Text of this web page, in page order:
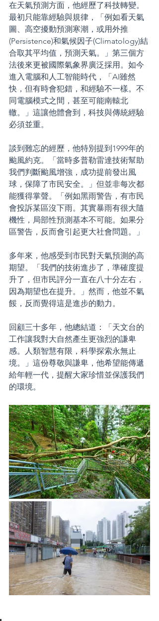
在天氣預測方面，他經歷了科技轉變。
最初只能靠經驗與規律，「例如看天氣
圖、高空擾動預測寒潮，或用外推
(Persistence)和氣候因子(Climatology)結
合取其平均值，預測天氣。」第三個方
法後來更被國際氣象界廣泛採用。如今
進入電腦和人工智能時代，「AI雖然
快，但有時會犯錯，和經驗不一樣。不
同電腦模式之間，甚至可能南轅北
轍。」這讓他體會到，科技與傳統經驗
必須並重。
談到難忘的經歷，他特別提到1999年的
颱風約克。「當時多普勒雷達技術幫助
我們判斷颱風增強，成功提前發出風
球，保障了市民安全。」但並非每次都
能獲得掌聲。「例如黑雨警告，有市民
會投訴某區沒下雨。其實暴雨有很大隨
機性，局部性預測基本不可能。如果分
區警告，反而會引起更大社會問題。」
多年來，他感受到市民對天氣預測的高
期望。「我們的技術進步了，準確度提
升了，但市民評分一直在八十分左右，
因為期望也在提升。」然而，他並不氣
餒，反而覺得這是進步的動力。
回顧三十多年，他總結道：「天文台的
工作讓我對大自然產生更強烈的謙卑
感。人類智慧有限，科學探索永無止
境。」這份尊敬與謙卑，他希望能傳遞
給年輕一代，提醒大家珍惜並保護我們
的環境。